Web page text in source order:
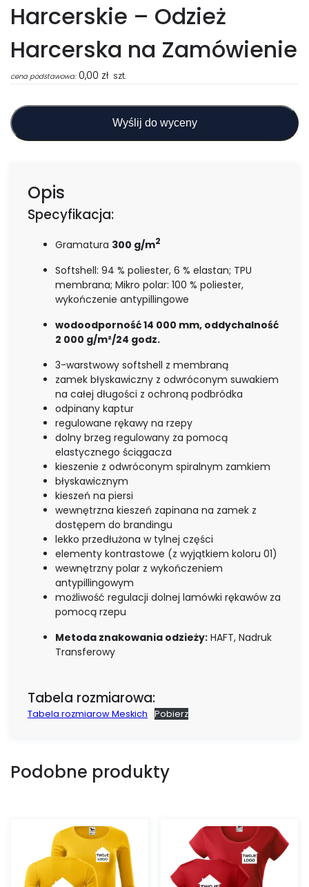
Harcerskie – Odzież
Harcerska na Zamówienie
cena podstawowa: 0,00 zł szt.
Wyślij do wyceny
Opis
Specyfikacja:
Gramatura 300 g/m2
Softshell: 94 % poliester, 6 % elastan; TPU
membrana; Mikro polar: 100 % poliester,
wykończenie antypillingowe
wodoodporność 14 000 mm, oddychalność
2 000 g/m²/24 godz.
3-warstwowy softshell z membraną
zamek błyskawiczny z odwróconym suwakiem
na całej długości z ochroną podbródka
odpinany kaptur
regulowane rękawy na rzepy
dolny brzeg regulowany za pomocą
elastycznego ściągacza
kieszenie z odwróconym spiralnym zamkiem
błyskawicznym
kieszeń na piersi
wewnętrzna kieszeń zapinana na zamek z
dostępem do brandingu
lekko przedłużona w tylnej części
elementy kontrastowe (z wyjątkiem koloru 01)
wewnętrzny polar z wykończeniem
antypillingowym
możliwość regulacji dolnej lamówki rękawów za
pomocą rzepu
Metoda znakowania odzieży: HAFT, Nadruk
Transferowy
Tabela rozmiarowa:
Tabela rozmiarow Meskich Pobierz
Podobne produkty